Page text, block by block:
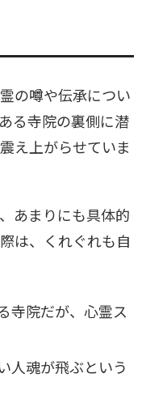
の噂や伝承につい
る寺院の裏側に潜
え上がらせていま
あまりにも具体的
は、くれぐれも自
寺院だが、心霊ス
人魂が飛ぶという